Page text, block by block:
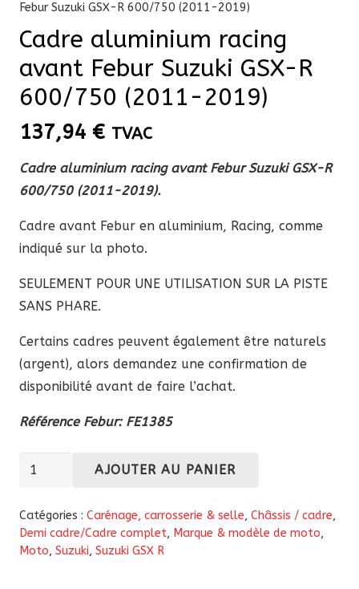
Febur Suzuki GSX-R 600/750 (2011-2019)
Cadre aluminium racing
avant Febur Suzuki GSX-R
600/750 (2011-2019)
137,94 € TVAC
Cadre aluminium racing avant Febur Suzuki GSX-R
600/750 (2011-2019).
Cadre avant Febur en aluminium, Racing, comme
indiqué sur la photo.
SEULEMENT POUR UNE UTILISATION SUR LA PISTE
SANS PHARE.
Certains cadres peuvent également être naturels
(argent), alors demandez une confirmation de
disponibilité avant de faire l’achat.
Référence Febur: FE1385
quantité
Cadre
aluminium
racing
AJOUTER AU PANIER
Catégories : Carénage, carrosserie & selle, Châssis / cadre,
Demi cadre/Cadre complet, Marque & modèle de moto,
Moto, Suzuki, Suzuki GSX R